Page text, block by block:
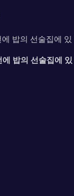
밥의 선술집에 있
밥의 선술집에 있